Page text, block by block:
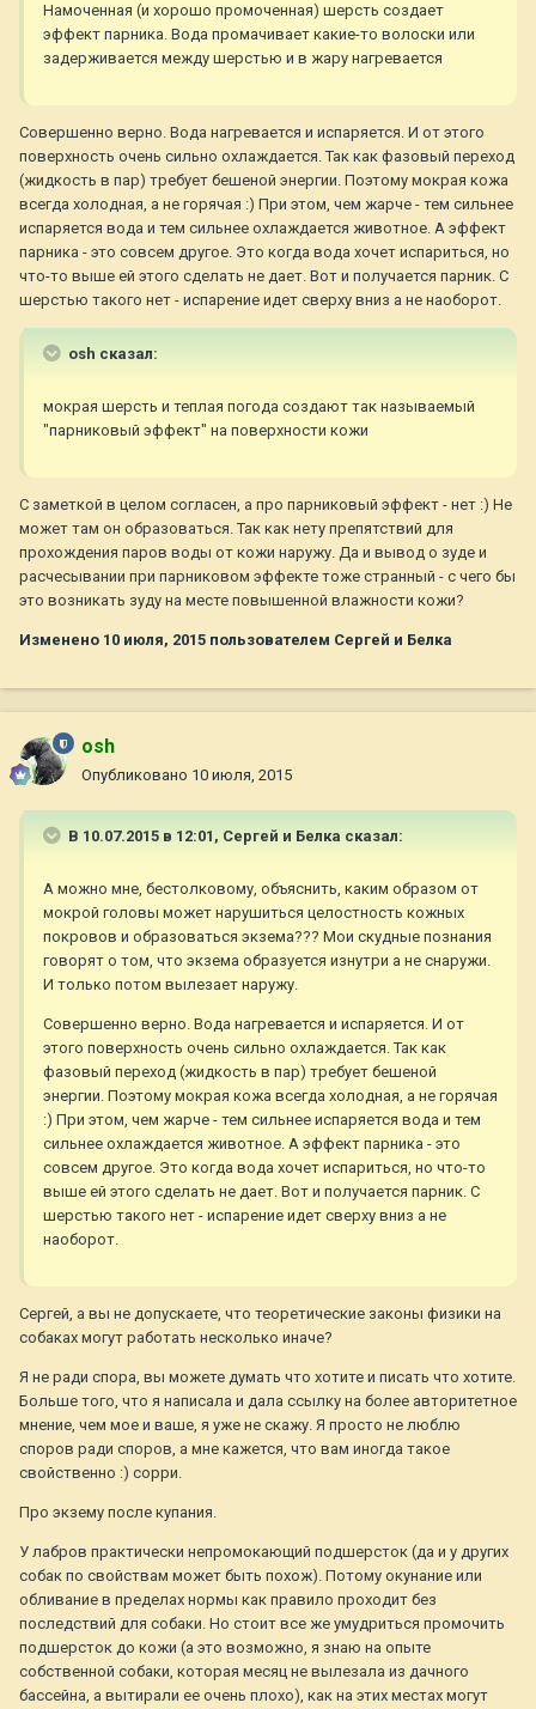
Намоченная (и хорошо промоченная) шерсть создает
эффект парника. Вода промачивает какие-то волоски или
задерживается между шерстью и в жару нагревается
Совершенно верно. Вода нагревается и испаряется. И от этого
поверхность очень сильно охлаждается. Так как фазовый переход
(жидкость в пар) требует бешеной энергии. Поэтому мокрая кожа
всегда холодная, а не горячая :) При этом, чем жарче - тем сильнее
испаряется вода и тем сильнее охлаждается животное. А эффект
парника - это совсем другое. Это когда вода хочет испариться, но
что-то выше ей этого сделать не дает. Вот и получается парник. С
шерстью такого нет - испарение идет сверху вниз а не наоборот.
osh сказал:
мокрая шерсть и теплая погода создают так называемый
"парниковый эффект" на поверхности кожи
С заметкой в целом согласен, а про парниковый эффект - нет :) Не
может там он образоваться. Так как нету препятствий для
прохождения паров воды от кожи наружу. Да и вывод о зуде и
расчесывании при парниковом эффекте тоже странный - с чего бы
это возникать зуду на месте повышенной влажности кожи?
Изменено 10 июля, 2015 пользователем Сергей и Белка
osh
Опубликовано 10 июля, 2015
В 10.07.2015 в 12:01, Сергей и Белка сказал:
А можно мне, бестолковому, объяснить, каким образом от
мокрой головы может нарушиться целостность кожных
покровов и образоваться экзема??? Мои скудные познания
говорят о том, что экзема образуется изнутри а не снаружи.
И только потом вылезает наружу.
Совершенно верно. Вода нагревается и испаряется. И от
этого поверхность очень сильно охлаждается. Так как
фазовый переход (жидкость в пар) требует бешеной
энергии. Поэтому мокрая кожа всегда холодная, а не горячая
:) При этом, чем жарче - тем сильнее испаряется вода и тем
сильнее охлаждается животное. А эффект парника - это
совсем другое. Это когда вода хочет испариться, но что-то
выше ей этого сделать не дает. Вот и получается парник. С
шерстью такого нет - испарение идет сверху вниз а не
наоборот.
Сергей, а вы не допускаете, что теоретические законы физики на
собаках могут работать несколько иначе?
Я не ради спора, вы можете думать что хотите и писать что хотите.
Больше того, что я написала и дала ссылку на более авторитетное
мнение, чем мое и ваше, я уже не скажу. Я просто не люблю
споров ради споров, а мне кажется, что вам иногда такое
свойственно :) сорри.
Про экзему после купания.
У лабров практически непромокающий подшерсток (да и у других
собак по свойствам может быть похож). Потому окунание или
обливание в пределах нормы как правило проходит без
последствий для собаки. Но стоит все же умудриться промочить
подшерсток до кожи (а это возможно, я знаю на опыте
собственной собаки, которая месяц не вылезала из дачного
бассейна, а вытирали ее очень плохо), как на этих местах могут